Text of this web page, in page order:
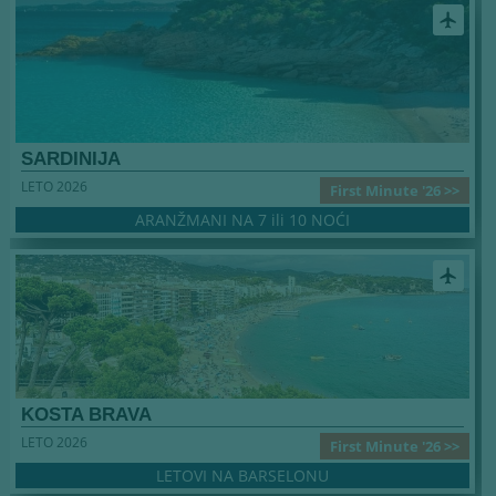
airplanemode_active
SARDINIJA
First Minute '26 >>
LETO 2026
ARANŽMANI NA 7 ili 10 NOĆI
airplanemode_active
KOSTA BRAVA
First Minute '26 >>
LETO 2026
LETOVI NA BARSELONU